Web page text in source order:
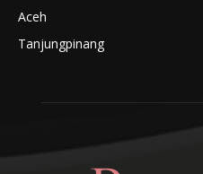
Aceh
Tanjungpinang